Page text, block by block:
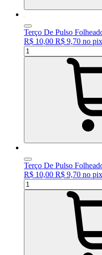
Terço De Pulso
R$ 10,00 R$ 9,70 no pix
Terço De Pulso
R$ 10,00 R$ 9,70 no pix